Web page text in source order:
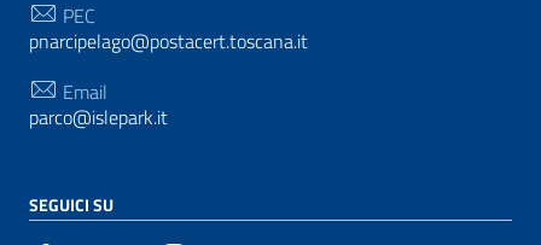
PEC
pnarcipelago@postacert.toscana.it
Email
parco@islepark.it
SEGUICI SU